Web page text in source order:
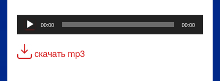
Аудиоплеер
00:00 00:00
скачать mp3